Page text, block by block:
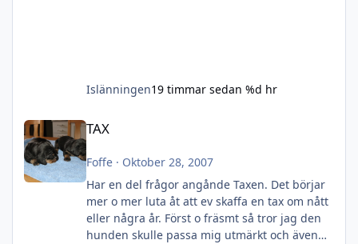
Islänningen19 timmar sedan %d hr
TAX
TAX
Foffe· Oktober 28, 2007
Har en del frågor angånde Taxen. Det börjar
mer o mer luta åt att ev skaffa en tax om nått
eller några år. Först o fräsmt så tror jag den
hunden skulle passa mig utmärkt och även